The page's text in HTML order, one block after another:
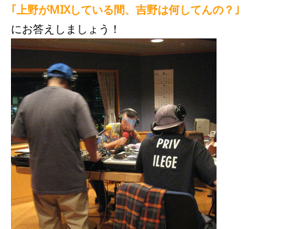
｢上野がMIXしている間、吉野は何してんの？｣
にお答えしましょう！